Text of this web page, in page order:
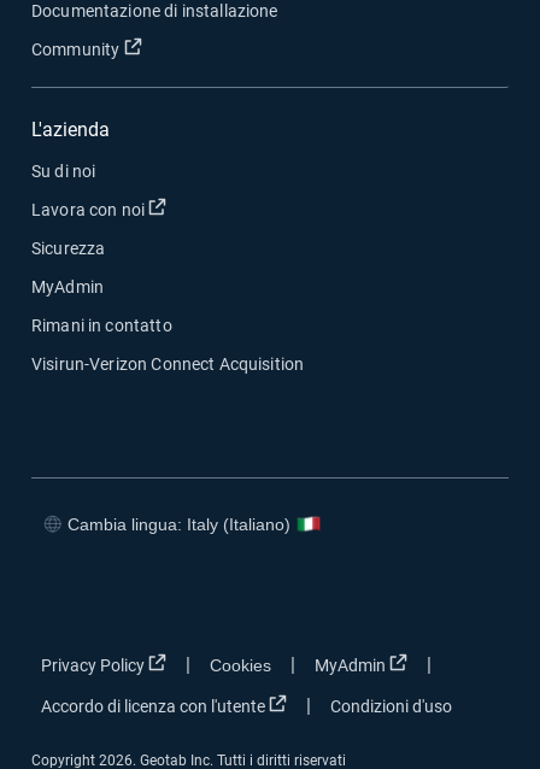
Documentazione di installazione
Community
Apri in una nuova finestra
L'azienda
Su di noi
Lavora con noi
Apri in una nuova finestra
Sicurezza
MyAdmin
Rimani in contatto
Visirun-Verizon Connect Acquisition
Cambia lingua: Italy (Italiano)
Privacy Policy Apri in una nuova finestra
Cookies MyAdmin Apri in una
Accordo di licenza con l'utente Apri in una nuova finestra
Condizioni d'uso
Copyright 2026. Geotab Inc. Tutti i diritti riservati